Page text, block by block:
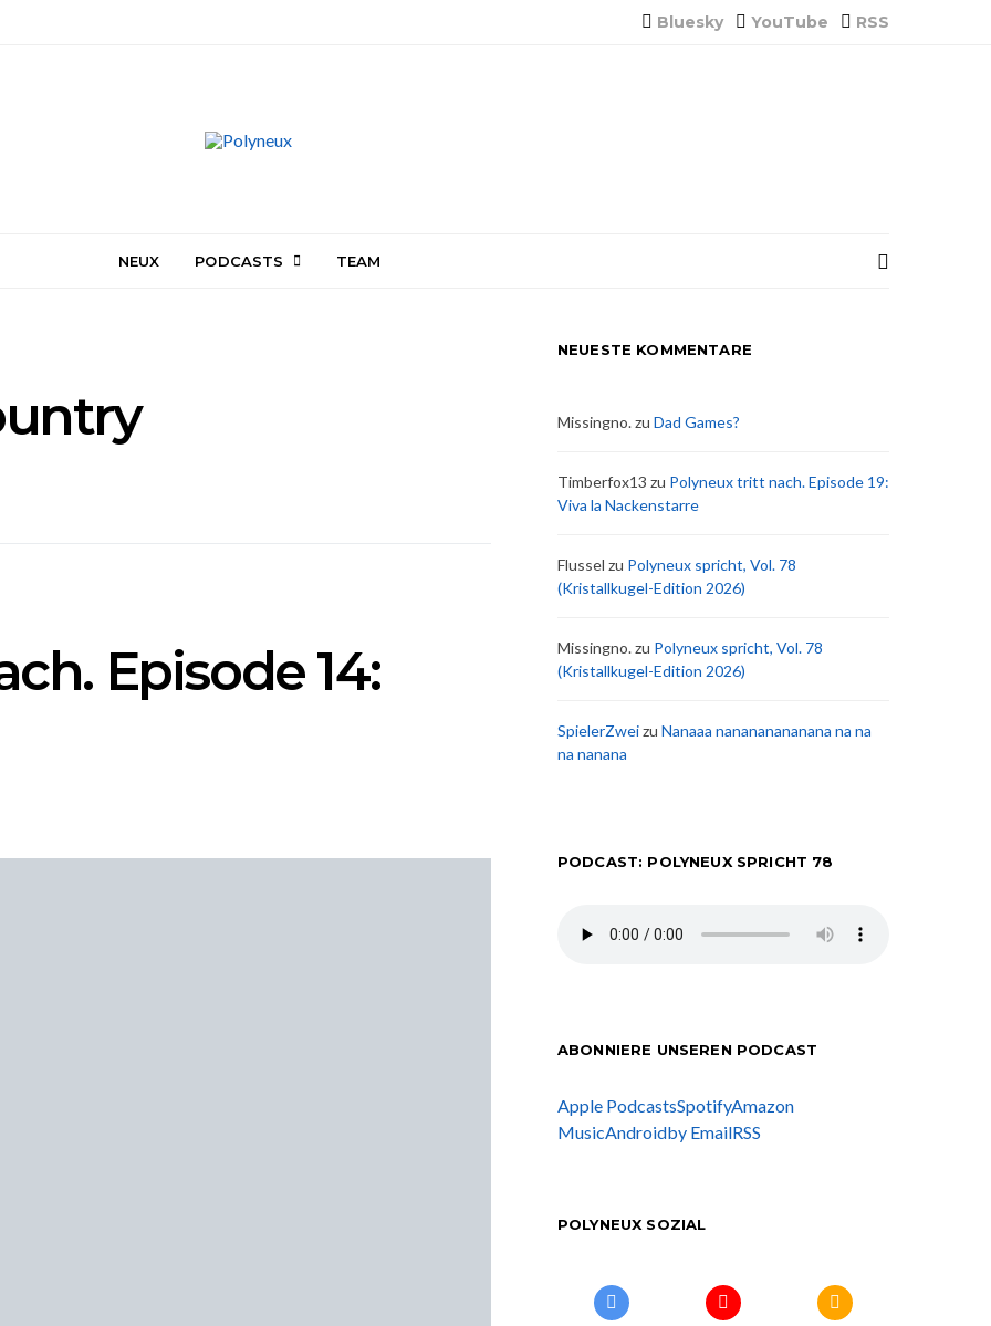
Bluesky YouTube RSS
NEUX PODCASTS TEAM
Episode 14:
NEUESTE KOMMENTARE
Missingno.zu Dad Games?
Timberfox13 zu Polyneux tritt nach. Episode 19:
Viva la Nackenstarre
Flussel zu Polyneux spricht, Vol. 78
(Kristallkugel-Edition 2026)
Missingno.zu Polyneux spricht, Vol. 78
(Kristallkugel-Edition 2026)
SpielerZweizu Nanaaa nanananananana na na
na nanana
PODCAST: POLYNEUX SPRICHT 78
ABONNIERE UNSEREN PODCAST
Apple PodcastsSpotifyAmazon
MusicAndroidby EmailRSS
POLYNEUX SOZIAL